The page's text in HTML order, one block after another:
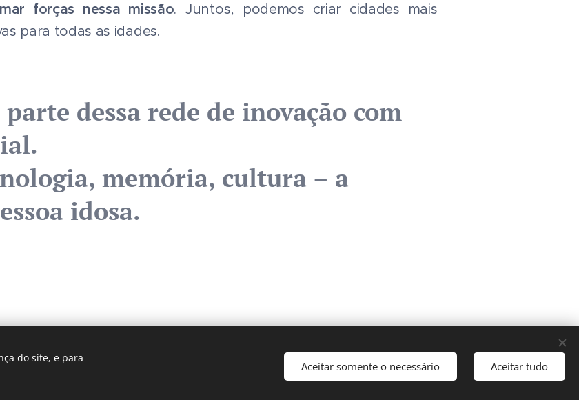
forças nessa missão. Juntos, podemos criar cidades mais
para todas as idades.
dessa rede de inovação com
memória, cultura – a
idosa.
Fundação Universidade Aberta da Terceira Idade - Manaus, Amazonas
do site, e para
Aceitar somente o necessário Aceitar tudo